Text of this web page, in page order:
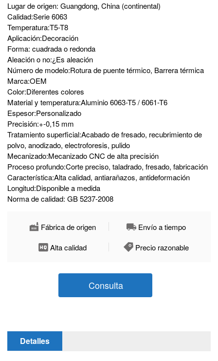
Lugar de origen: Guangdong, China (continental)
Calidad:Serie 6063
Temperatura:T5-T8
Aplicación:Decoración
Forma: cuadrada o redonda
Aleación o no:¿Es aleación
Número de modelo:Rotura de puente térmico, Barrera térmica
Marca:OEM
Color:Diferentes colores
Material y temperatura:Aluminio 6063-T5 / 6061-T6
Espesor:Personalizado
Precisión:+-0,15 mm
Tratamiento superficial:Acabado de fresado, recubrimiento de
polvo, anodizado, electroforesis, pulido
Mecanizado:Mecanizado CNC de alta precisión
Proceso profundo:Corte preciso, taladrado, fresado, fabricación
Característica:Alta calidad, antiarañazos, antideformación
Longitud:Disponible a medida
Norma de calidad: GB 5237-2008
Fábrica de origen
Envío a tiempo
Alta calidad
Precio razonable
Consulta
Detalles